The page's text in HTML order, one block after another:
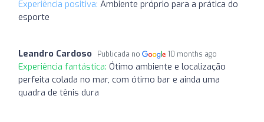
Experiência positiva: Ambiente próprio para a prática do
esporte
Leandro Cardoso Publicada no 10 months ago
Experiência fantástica: Ótimo ambiente e localização
perfeita colada no mar, com ótimo bar e ainda uma
quadra de tênis dura